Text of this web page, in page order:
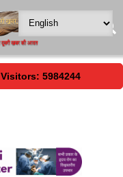
Visitors: 5984244